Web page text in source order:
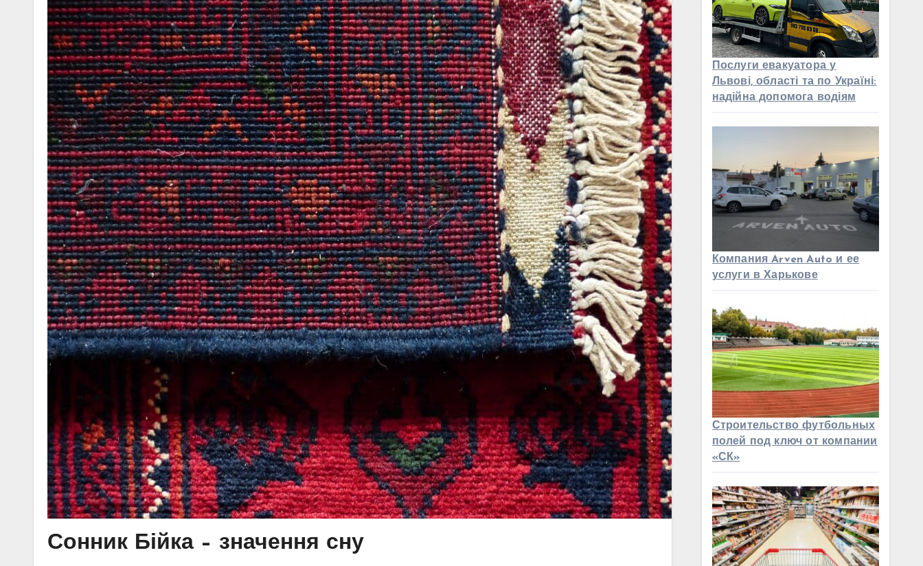
Сонник Бійка – значення сну
Послуги евакуатора у
Львові, області та по Україні:
надійна допомога водіям
Компания Arven Auto и ее
услуги в Харькове
Строительство футбольных
полей под ключ от компании
«СК»